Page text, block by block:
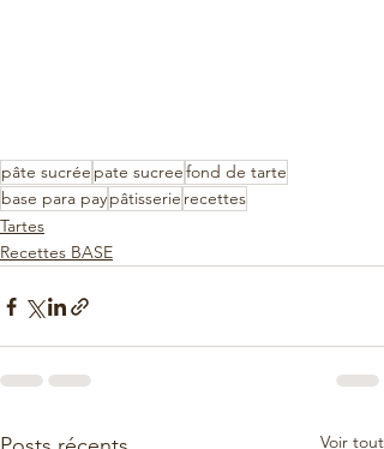
pâte sucrée pate sucreefond de tarte
base para paypâtisserie recettes
Tartes
Recettes BASE
Voir tout